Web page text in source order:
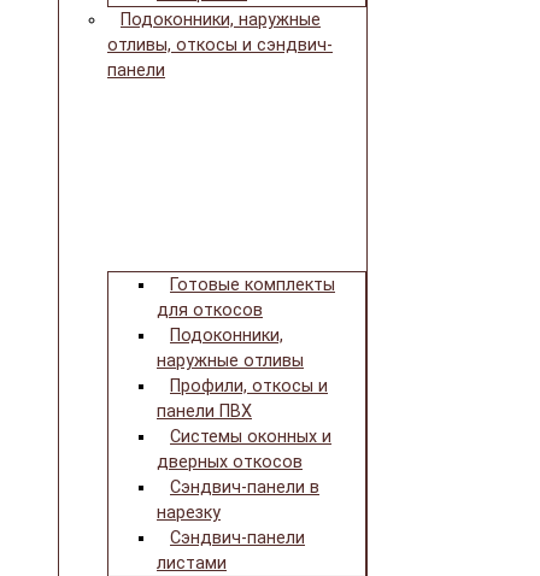
Подоконники, наружные
отливы, откосы и сэндвич-
панели
Готовые комплекты
для откосов
Подоконники,
наружные отливы
Профили, откосы и
панели ПВХ
Системы оконных и
дверных откосов
Сэндвич-панели в
нарезку
Сэндвич-панели
листами